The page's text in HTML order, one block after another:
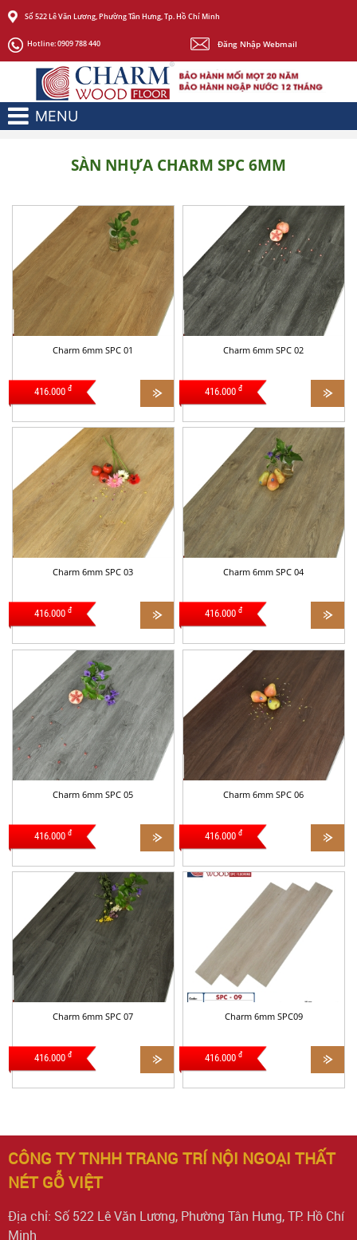
Số 522 Lê Văn Lương, Phường Tân Hưng, Tp. Hồ Chí Minh
Hotline:0909 788 440 Đăng Nhập Webmail
MENU
SÀN NHỰA CHARM SPC 6MM
Charm 6mm SPC 01
416.000 đ
Charm 6mm SPC 02
416.000 đ
Charm 6mm SPC 03
416.000 đ
Charm 6mm SPC 04
416.000 đ
Charm 6mm SPC 05
416.000 đ
Charm 6mm SPC 06
416.000 đ
Charm 6mm SPC 07
416.000 đ
Charm 6mm SPC09
416.000 đ
CÔNG TY TNHH TRANG TRÍ NỘI NGOẠI THẤT
NÉT GỖ VIỆT
Địa chỉ: Số 522 Lê Văn Lương, Phường Tân Hưng, TP. Hồ Chí
Minh